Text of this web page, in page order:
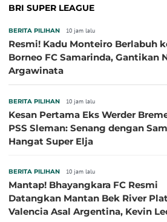
BRI SUPER LEAGUE
BERITA PILIHAN 10 jam lalu
Resmi! Kadu Monteiro Berlabuh
Borneo FC Samarinda, Gantikan
Argawinata
BERITA PILIHAN 10 jam lalu
Kesan Pertama Eks Werder
PSS Sleman: Senang dengan
Hangat Super Elja
BERITA PILIHAN 10 jam lalu
Mantap! Bhayangkara FC Resmi
Datangkan Mantan Bek River
Valencia Asal Argentina, Kevin Leonel